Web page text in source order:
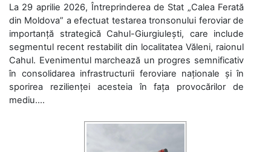
La 29 aprilie 2026, Întreprinderea de Stat „Calea Ferată
din Moldova” a efectuat testarea tronsonului feroviar de
importanță strategică Cahul-Giurgiulești, care include
segmentul recent restabilit din localitatea Văleni, raionul
Cahul. Evenimentul marchează un progres semnificativ
în consolidarea infrastructurii feroviare naționale și în
sporirea rezilienței acesteia în fața provocărilor de
mediu....